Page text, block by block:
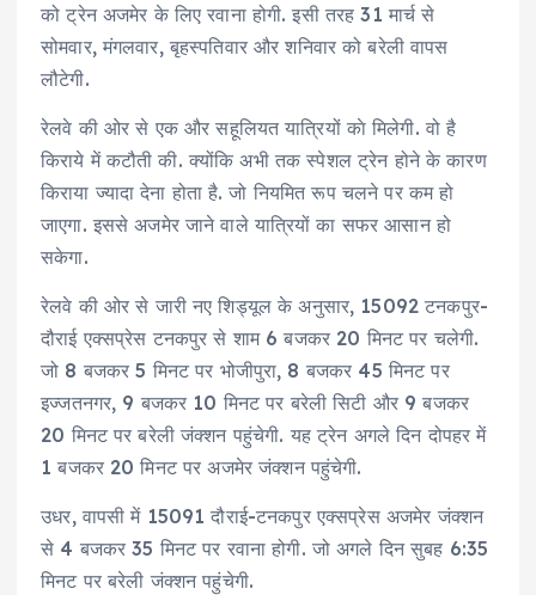
को ट्रेन अजमेर के लिए रवाना होगी. इसी तरह 31 मार्च से
सोमवार, मंगलवार, बृहस्पतिवार और शनिवार को बरेली वापस
लौटेगी.
रेलवे की ओर से एक और सहूलियत यात्रियों काे मिलेगी. वो है
किराये में कटौती की. क्योंकि अभी तक स्पेशल ट्रेन होने के कारण
किराया ज्यादा देना होता है. जो नियमित रूप चलने पर कम हो
जाएगा. इससे अजमेर जाने वाले यात्रियों का सफर आसान हो
सकेगा.
रेलवे की ओर से जारी नए शिड्यूल के अनुसार, 15092 टनकपुर-
दौराई एक्सप्रेस टनकपुर से शाम 6 बजकर 20 मिनट पर चलेगी.
जो 8 बजकर 5 मिनट पर भोजीपुरा, 8 बजकर 45 मिनट पर
इज्जतनगर, 9 बजकर 10 मिनट पर बरेली सिटी और 9 बजकर
20 मिनट पर बरेली जंक्शन पहुंचेगी. यह ट्रेन अगले दिन दोपहर में
1 बजकर 20 मिनट पर अजमेर जंक्शन पहुंचेगी.
उधर, वापसी में 15091 दौराई-टनकपुर एक्सप्रेस अजमेर जंक्शन
से 4 बजकर 35 मिनट पर रवाना होगी. जो अगले दिन सुबह 6:35
मिनट पर बरेली जंक्शन पहुंचेगी.